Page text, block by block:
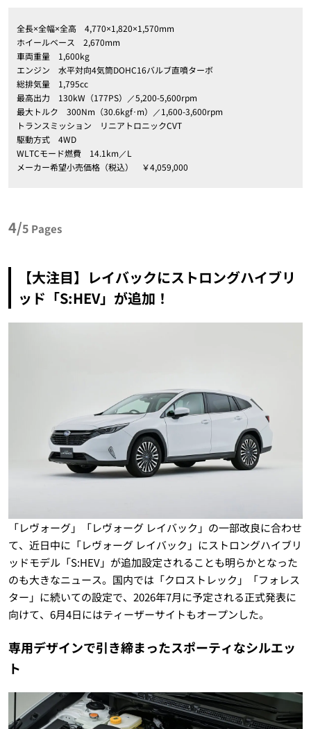
全長×全幅×全高 4,770×1,820×1,570mm
ホイールベース 2,670mm
車両重量 1,600kg
エンジン 水平対向4気筒DOHC16バルブ直噴ターボ
総排気量 1,795cc
最高出力 130kW（177PS）／5,200-5,600rpm
最大トルク 300Nm（30.6kgf･m）／1,600-3,600rpm
トランスミッション リニアトロニックCVT
駆動方式 4WD
WLTCモード燃費 14.1km／L
メーカー希望小売価格（税込） ￥4,059,000
4/5 Pages
【大注目】レイバックにストロングハイブリ
ッド「S:HEV」が追加！
「レヴォーグ」「レヴォーグ レイバック」の一部改良に合わせ
て、近日中に「レヴォーグ レイバック」にストロングハイブリ
ッドモデル「S:HEV」が追加設定されることも明らかとなった
のも大きなニュース。国内では「クロストレック」「フォレス
ター」に続いての設定で、2026年7月に予定される正式発表に
向けて、6月4日にはティーザーサイトもオープンした。
専用デザインで引き締まったスポーティなシルエッ
ト